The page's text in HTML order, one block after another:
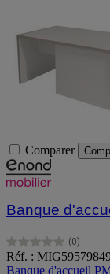
Comparer
Banque
(0)
0.0
sur
Réf. :
Banque d'accueil